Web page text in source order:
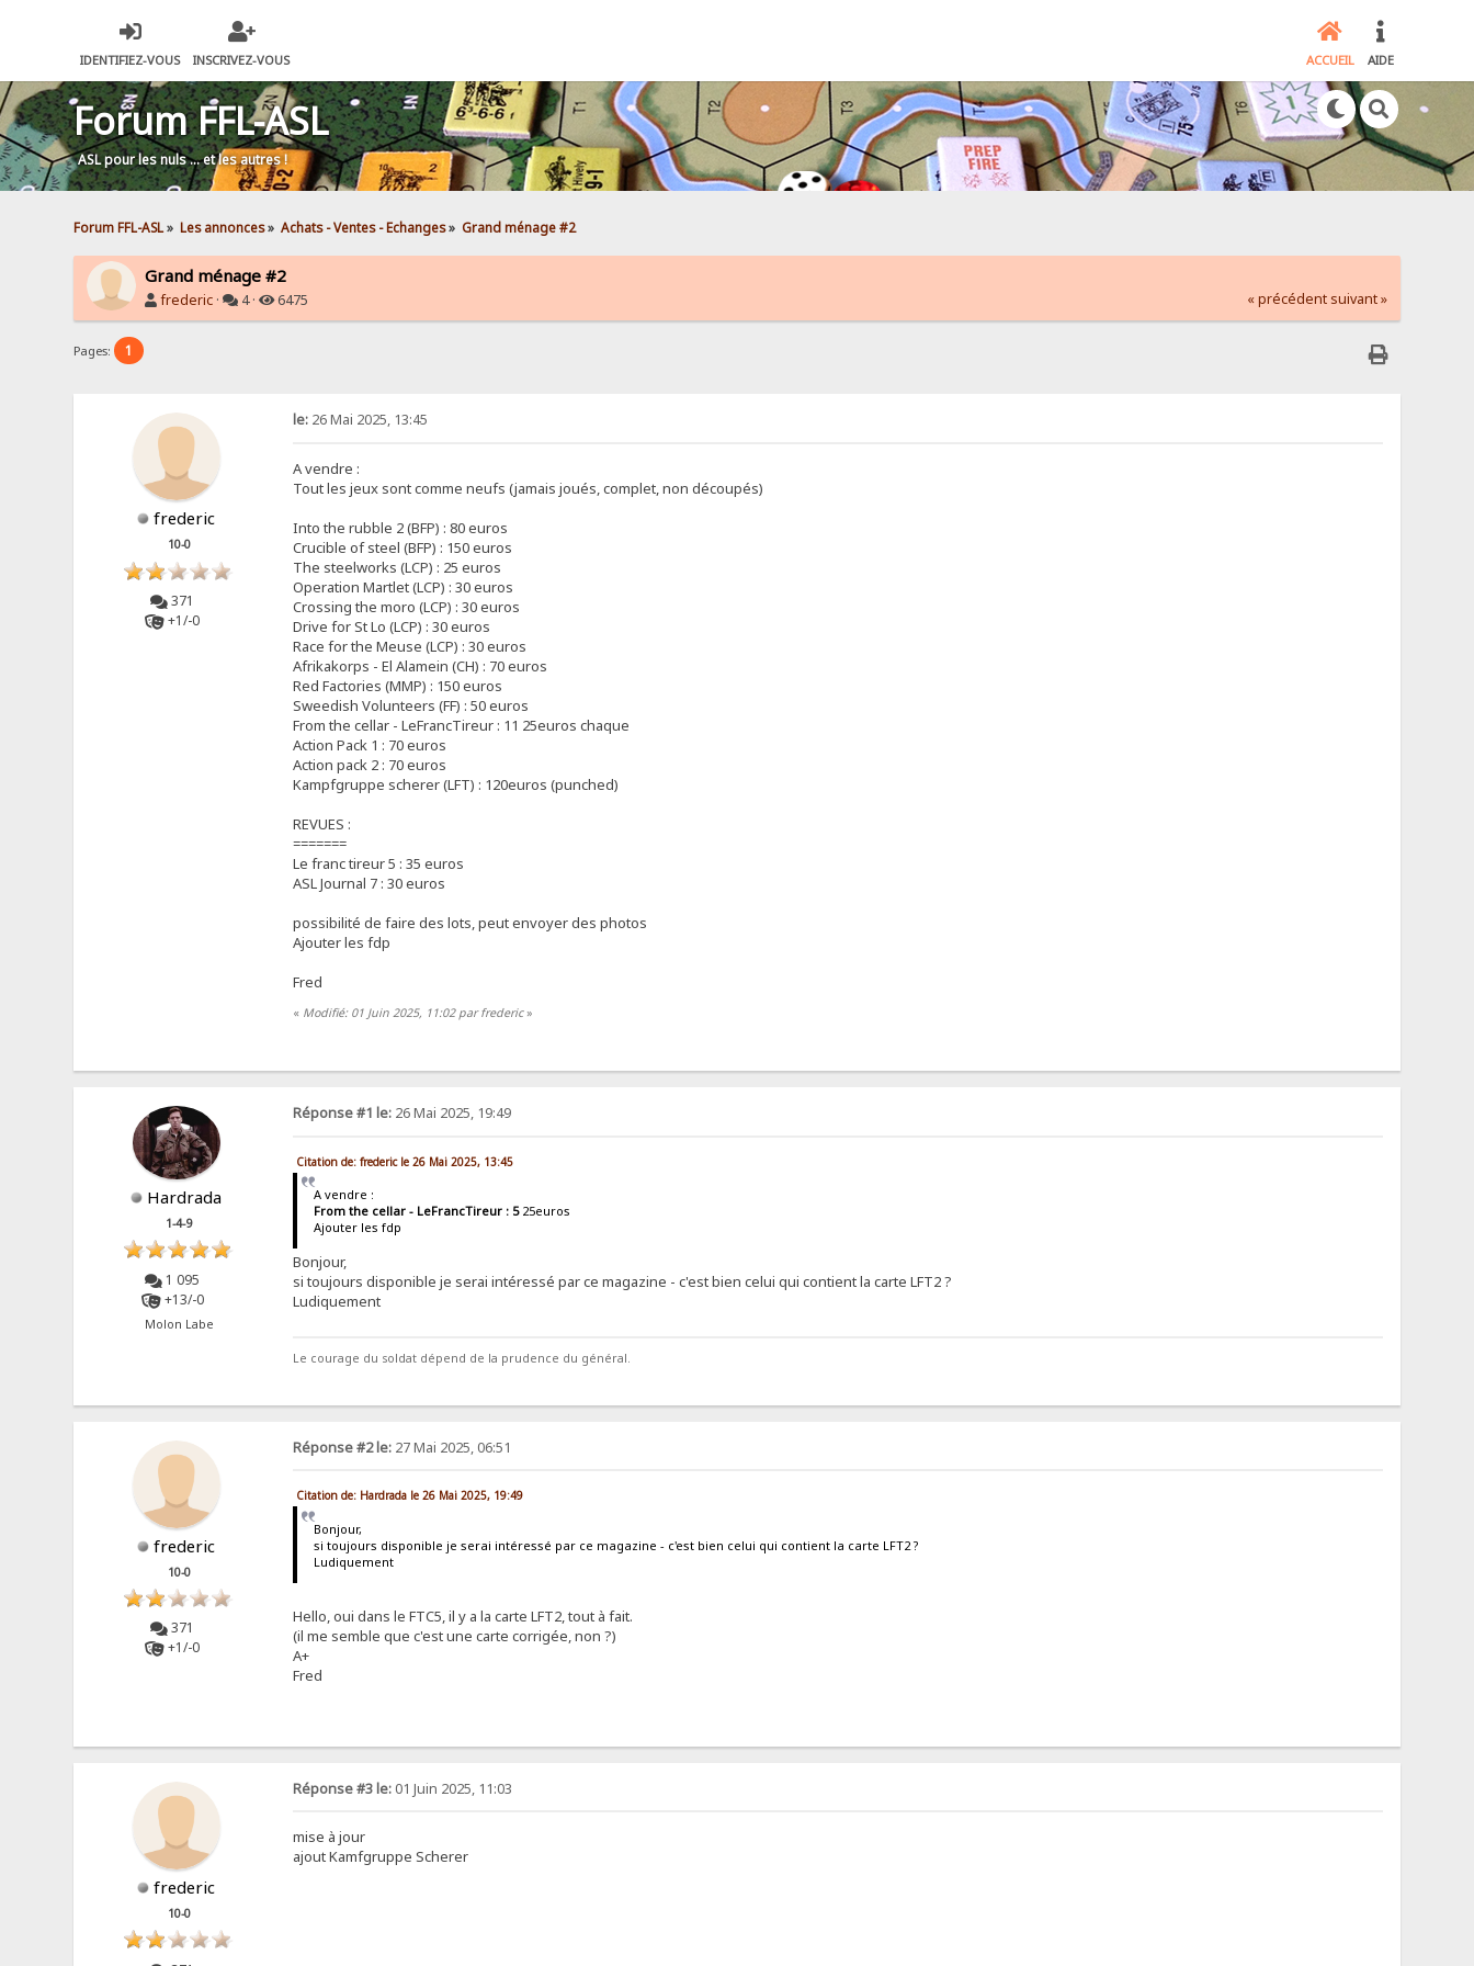
IDENTIFIEZ-VOUS INSCRIVEZ-VOUS ACCUEIL AIDE
Forum FFL-ASL
ASL pour les nuls … et les autres !
Forum FFL-ASL» Les annonces» Achats - Ventes - Echanges» Grand ménage #2
Grand ménage #2
frederic · 4 · 6475 « précédent suivant »
Pages: 1
frederic
10-0
371
+1/-0
le:26 Mai 2025, 13:45
A vendre :
Tout les jeux sont comme neufs (jamais joués, complet, non découpés)
Into the rubble 2 (BFP) : 80 euros
Crucible of steel (BFP) : 150 euros
The steelworks (LCP) : 25 euros
Operation Martlet (LCP) : 30 euros
Crossing the moro (LCP) : 30 euros
Drive for St Lo (LCP) : 30 euros
Race for the Meuse (LCP) : 30 euros
Afrikakorps - El Alamein (CH) : 70 euros
Red Factories (MMP) : 150 euros
Sweedish Volunteers (FF) : 50 euros
From the cellar - LeFrancTireur : 11 25euros chaque
Action Pack 1 : 70 euros
Action pack 2 : 70 euros
Kampfgruppe scherer (LFT) : 120euros (punched)
REVUES :
=======
Le franc tireur 5 : 35 euros
ASL Journal 7 : 30 euros
possibilité de faire des lots, peut envoyer des photos
Ajouter les fdp
Fred
« Modifié: 01 Juin 2025, 11:02 par frederic»
Hardrada
1-4-9
1 095
+13/-0
Molon Labe
Réponse #1 le:26 Mai 2025, 19:49
Citation de: frederic le 26 Mai 2025, 13:45
A vendre :
From the cellar - LeFrancTireur : 525euros
Ajouter les fdp
Bonjour,
si toujours disponible je serai intéressé par ce magazine - c'est bien celui qui contient la carte LFT2 ?
Ludiquement
Le courage du soldat dépend de la prudence du général.
frederic
10-0
371
+1/-0
Réponse #2 le:27 Mai 2025, 06:51
Citation de: Hardrada le 26 Mai 2025, 19:49
Bonjour,
si toujours disponible je serai intéressé par ce magazine - c'est bien celui qui contient la carte LFT2 ?
Ludiquement
Hello, oui dans le FTC5, il y a la carte LFT2, tout à fait.
(il me semble que c'est une carte corrigée, non ?)
A+
Fred
frederic
10-0
Réponse #3 le:01 Juin 2025, 11:03
mise à jour
ajout Kamfgruppe Scherer